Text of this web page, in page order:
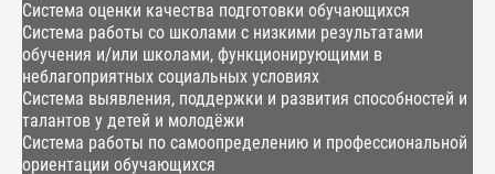
Система оценки качества подготовки обучающихся
Система работы со школами с низкими результатами
обучения и/или школами, функционирующими в
неблагоприятных социальных условиях
Система выявления, поддержки и развития способностей и
талантов у детей и молодёжи
Система работы по самоопределению и профессиональной
ориентации обучающихся